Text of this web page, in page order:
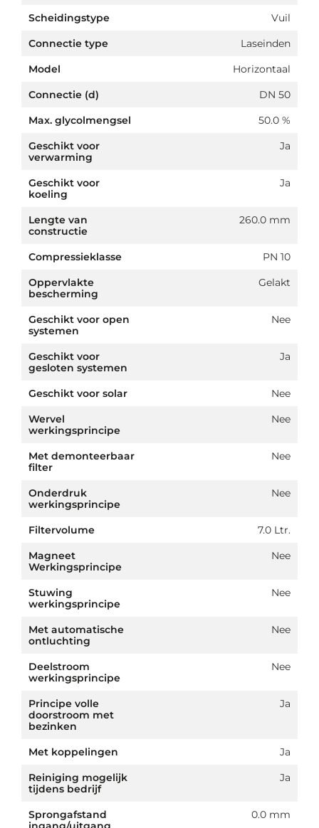
Scheidingstype
Vuil
Connectie type
Laseinden
Model
Horizontaal
Connectie (d)
DN 50
Max. glycolmengsel
50.0 %
Geschikt voor
verwarming
Ja
Geschikt voor
koeling
Ja
Lengte van
constructie
260.0 mm
Compressieklasse
PN 10
Oppervlakte
bescherming
Gelakt
Geschikt voor open
systemen
Nee
Geschikt voor
gesloten systemen
Ja
Geschikt voor solar
Nee
Wervel
werkingsprincipe
Nee
Met demonteerbaar
filter
Nee
Onderdruk
werkingsprincipe
Nee
Filtervolume
7.0 Ltr.
Magneet
Werkingsprincipe
Nee
Stuwing
werkingsprincipe
Nee
Met automatische
ontluchting
Nee
Deelstroom
werkingsprincipe
Nee
Principe volle
doorstroom met
bezinken
Ja
Met koppelingen
Ja
Reiniging mogelijk
tijdens bedrijf
Ja
Sprongafstand
0.0 mm